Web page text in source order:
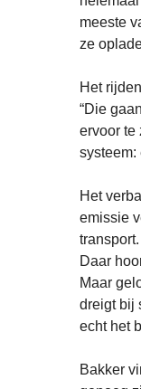
meeste
ze
Het
“Die
ervoor te
systeem:
Het
emissie
Daar
Maar
dreigt bij
echt het
Bakker